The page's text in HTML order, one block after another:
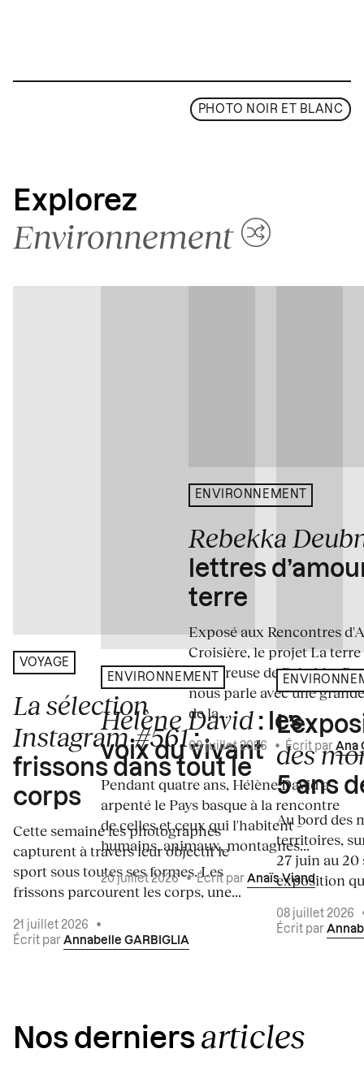
PHOTO NOIR ET BLANC
Explorez
Environnement
VOYAGE
La sélection
Instagram #561:
frissons dans tout le
corps
Cette semaine les photographes
capturent à travers leur objectif le
sport sous toutes ses formes. Les
frissons parcourent les corps, une...
21 juillet 2026
•
Écrit par Annabelle GARBIGLIA
ENVIRONNEMENT
Hélène David : les
voix du vivant
Pendant quatre ans, Hélène David a
arpenté le Pays basque à la rencontre
de celles et ceux qui l'habitent –
humains, animaux, montagnes...
20 juillet 2026•Écrit par Anaïs Viand
ENVIRONNEMENT
Rebekka
lettres
terre
Exposé aux Rencontres
Croisière, le projet La terre
amoureuse de Rebekka
nous parle avec une
de la...
09 juillet 2026 • Écrit par Ana
des
5 ans
Au bord des
territoires,
27 juin au 20
exposition
08 juillet 2026
Écrit par
Nos derniers articles